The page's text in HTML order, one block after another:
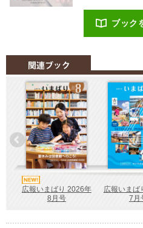
ブック
広報いまばり 2026年
8月号
広報いまば
7月